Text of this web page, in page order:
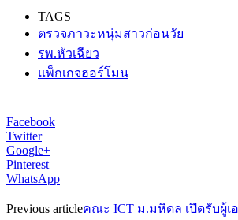
TAGS
ตรวจภาวะหนุ่มสาวก่อนวัย
รพ.หัวเฉียว
แพ็กเกจฮอร์โมน
Facebook
Twitter
Google+
Pinterest
WhatsApp
Previous articleคณะ ICT ม.มหิดล เปิดรับผู้เ